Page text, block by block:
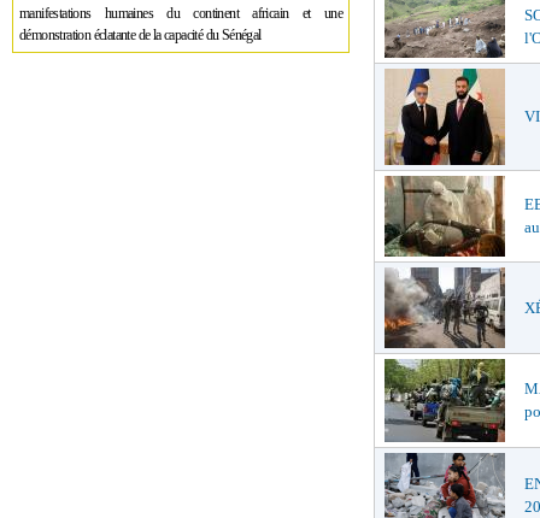
manifestations humaines du continent africain et une
démonstration éclatante de la capacité du Sénégal